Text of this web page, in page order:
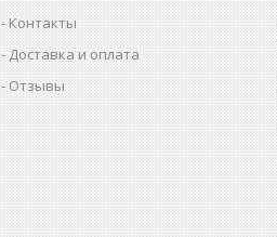
Контакты
Доставка и оплата
Отзывы